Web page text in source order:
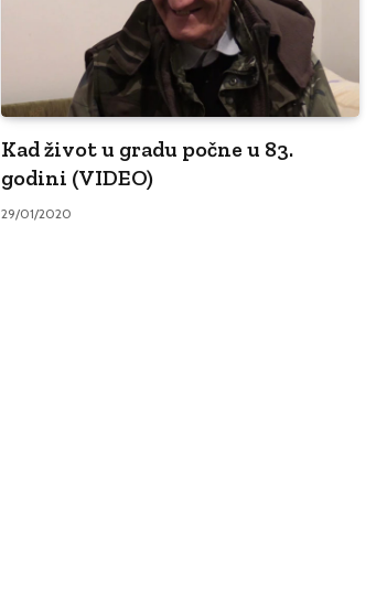
Kad život u gradu počne u 83.
godini (VIDEO)
29/01/2020